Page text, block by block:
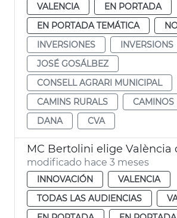
VALENCIA
EN PORTADA
EN PORTADA TEMÁTICA
INVERSIONES
INVERSIONS
JOSÉ GOSÁLBEZ
CONSELL AGRARI MUNICIPAL
CAMINS RURALS
CAMINOS
DANA
CVA
modificado hace 3 meses
INNOVACIÓN
VALENCIA
TODAS LAS AUDIENCIAS